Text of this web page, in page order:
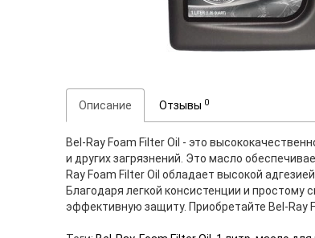
Описание Отзывы 0
Bel-Ray Foam Filter Oil - это
и других загрязнений. Это масло
Ray Foam Filter Oil обладает высокой
Благодаря легкой консистенции и простому
эффективную защиту. Приобретайте Bel-Ray